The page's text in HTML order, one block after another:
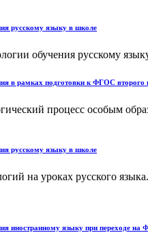
русскому языку в школе
обучения русскому
в рамках подготовки к ФГОС второго
процесс особым
русскому языку в школе
на уроках русского
иностранному языку при переходе